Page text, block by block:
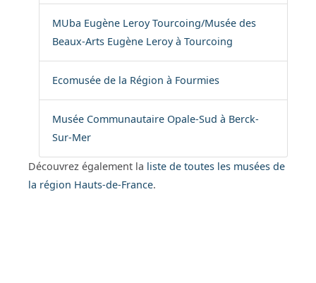
MUba Eugène Leroy Tourcoing/Musée des
Beaux-Arts Eugène Leroy à Tourcoing
Ecomusée de la Région à Fourmies
Musée Communautaire Opale-Sud à Berck-
Sur-Mer
Découvrez également la liste de toutes les musées de
la région Hauts-de-France.